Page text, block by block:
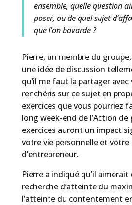
ensemble, quelle question
poser, ou de quel sujet
que l’on bavarde ?
Pierre, un membre du
une idée de discussion
qu’il me faut la partager avec
renchéris sur ce sujet en
exercices que vous pourriez
long week-end de l’Action de
exercices auront un impact
votre vie personnelle et
d’entrepreneur.
Pierre a indiqué qu’il
recherche d’atteinte du
l’atteinte du contentement